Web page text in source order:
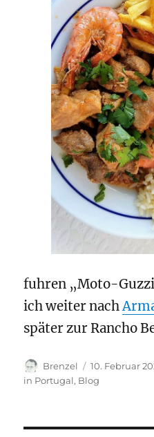
fuhren „Moto-
ich weiter nach
später zur Rancho
Autor
Brenzel
Veröffentlicht
am
10. Februar
in Portugal, Blog